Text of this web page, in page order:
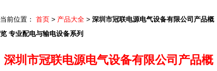
当前位置： 首页 > 产品大全 > 深圳市冠联电源电气设备有限公司产品概
览 专业配电与输电设备系列
深圳市冠联电源电气设备有限公司产品概